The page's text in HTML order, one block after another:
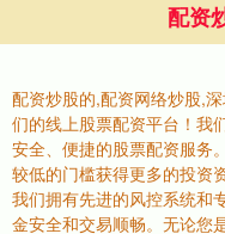
配资
配资炒股的,配资网络炒股,
们的线上股票配资平台！我
安全、便捷的股票配资服务
较低的门槛获得更多的投资
我们拥有先进的风控系统和
金安全和交易顺畅。无论您